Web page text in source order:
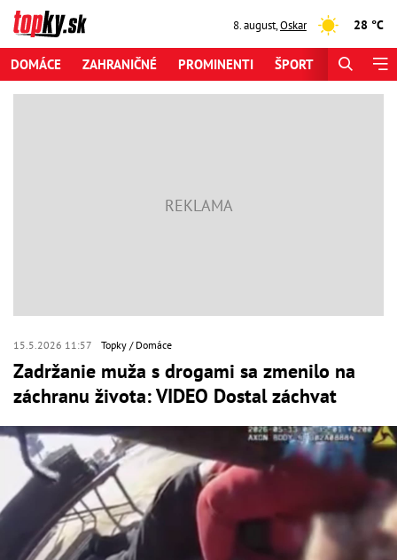
8. august,Oskar 28 °C
DOMÁCE ZAHRANIČNÉ PROMINENTI ŠPORT
15.5.2026 11:57 Topky Domáce
Zadržanie muža s drogami sa zmenilo na
záchranu života: VIDEO Dostal záchvat